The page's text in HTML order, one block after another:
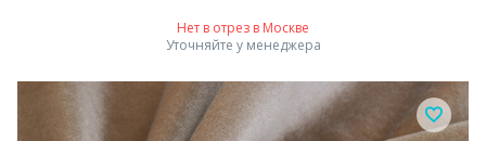
Нет в отрез в Москве
Уточняйте у менеджера